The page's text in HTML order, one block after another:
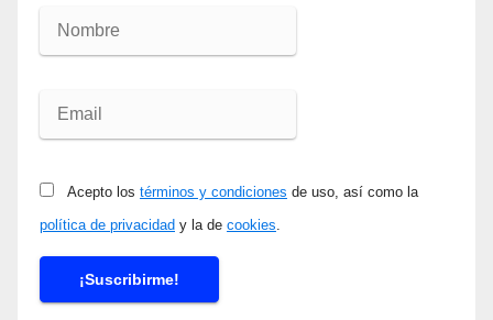
Acepto los términos y condiciones de uso, así como la
política de privacidad y la de cookies